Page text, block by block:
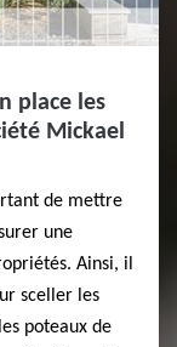
place les
Mickael
de mettre
une
Ainsi, il
sceller les
poteaux de